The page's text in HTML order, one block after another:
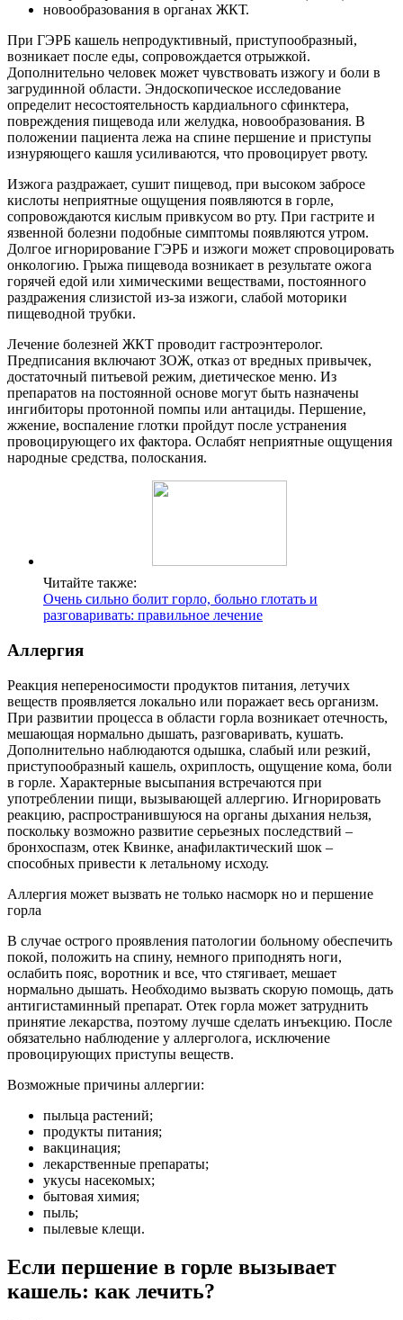
новообразования в органах ЖКТ.
При ГЭРБ кашель непродуктивный, приступообразный,
возникает после еды, сопровождается отрыжкой.
Дополнительно человек может чувствовать изжогу и боли в
загрудинной области. Эндоскопическое исследование
определит несостоятельность кардиального сфинктера,
повреждения пищевода или желудка, новообразования. В
положении пациента лежа на спине першение и приступы
изнуряющего кашля усиливаются, что провоцирует рвоту.
Изжога раздражает, сушит пищевод, при высоком забросе
кислоты неприятные ощущения появляются в горле,
сопровождаются кислым привкусом во рту. При гастрите и
язвенной болезни подобные симптомы появляются утром.
Долгое игнорирование ГЭРБ и изжоги может спровоцировать
онкологию. Грыжа пищевода возникает в результате ожога
горячей едой или химическими веществами, постоянного
раздражения слизистой из-за изжоги, слабой моторики
пищеводной трубки.
Лечение болезней ЖКТ проводит гастроэнтеролог.
Предписания включают ЗОЖ, отказ от вредных привычек,
достаточный питьевой режим, диетическое меню. Из
препаратов на постоянной основе могут быть назначены
ингибиторы протонной помпы или антациды. Першение,
жжение, воспаление глотки пройдут после устранения
провоцирующего их фактора. Ослабят неприятные ощущения
народные средства, полоскания.
Читайте также:
Очень сильно болит горло, больно глотать и
разговаривать: правильное лечение
Аллергия
Реакция непереносимости продуктов питания, летучих
веществ проявляется локально или поражает весь организм.
При развитии процесса в области горла возникает отечность,
мешающая нормально дышать, разговаривать, кушать.
Дополнительно наблюдаются одышка, слабый или резкий,
приступообразный кашель, охриплость, ощущение кома, боли
в горле. Характерные высыпания встречаются при
употреблении пищи, вызывающей аллергию. Игнорировать
реакцию, распространившуюся на органы дыхания нельзя,
поскольку возможно развитие серьезных последствий –
бронхоспазм, отек Квинке, анафилактический шок –
способных привести к летальному исходу.
Аллергия может вызвать не только насморк но и першение
горла
В случае острого проявления патологии больному обеспечить
покой, положить на спину, немного приподнять ноги,
ослабить пояс, воротник и все, что стягивает, мешает
нормально дышать. Необходимо вызвать скорую помощь, дать
антигистаминный препарат. Отек горла может затруднить
принятие лекарства, поэтому лучше сделать инъекцию. После
обязательно наблюдение у аллерголога, исключение
провоцирующих приступы веществ.
Возможные причины аллергии:
пыльца растений;
продукты питания;
вакцинация;
лекарственные препараты;
укусы насекомых;
бытовая химия;
пыль;
пылевые клещи.
Если першение в горле вызывает
кашель: как лечить?